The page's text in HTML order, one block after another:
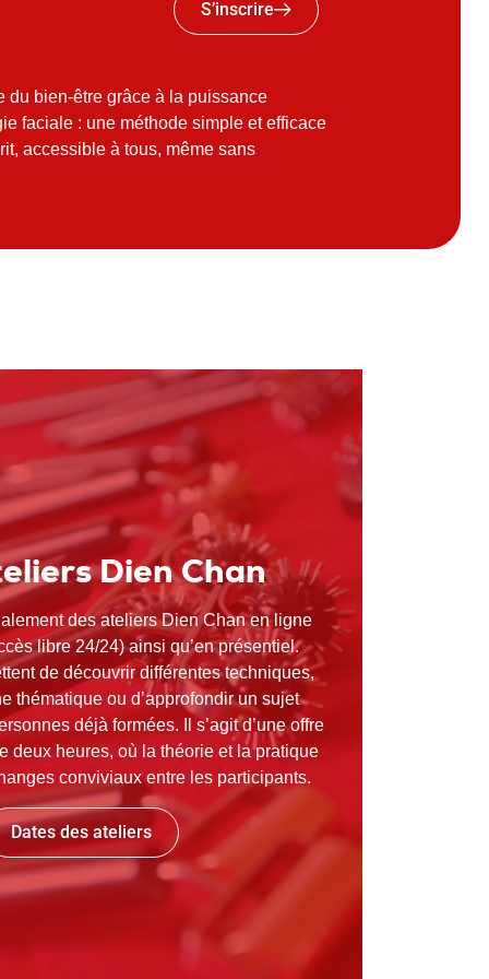
S’inscrire
du bien-être grâce à la puissance
faciale : une méthode simple et efficace
accessible à tous, même sans
Dien Chan
des ateliers Dien Chan en ligne
libre 24/24) ainsi qu’en présentiel.
de découvrir différentes techniques,
thématique ou d’approfondir un sujet
déjà formées. Il s’agit d’une offre
deux heures, où la théorie et la pratique
conviviaux entre les participants.
Dates des ateliers